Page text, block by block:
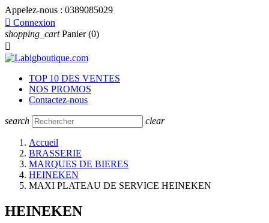
Appelez-nous : 0389085029
 Connexion
shopping_cart Panier (0)

TOP 10 DES VENTES
NOS PROMOS
Contactez-nous
search clear
Accueil
BRASSERIE
MARQUES DE BIERES
HEINEKEN
MAXI PLATEAU DE SERVICE HEINEKEN
HEINEKEN